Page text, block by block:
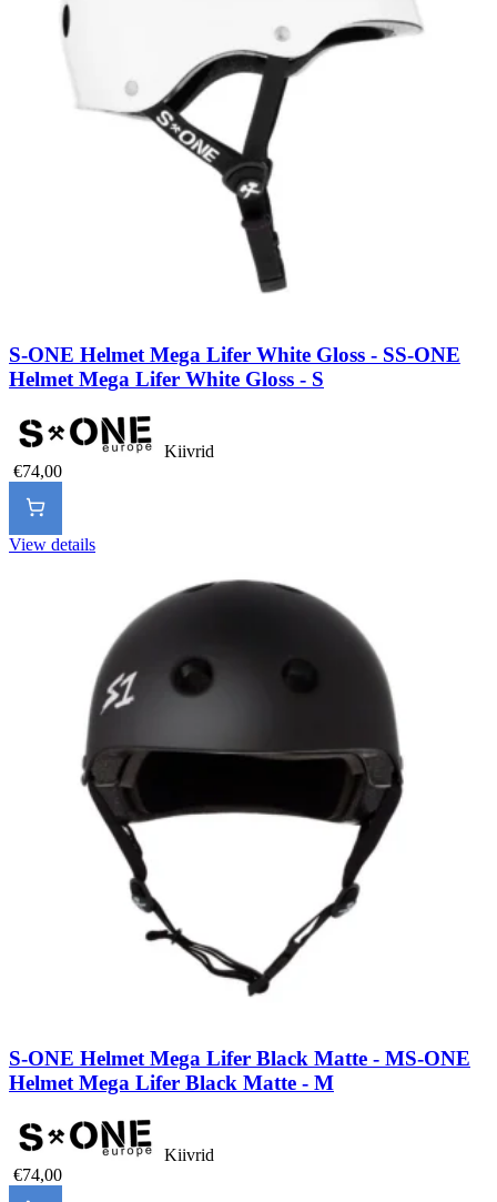
S-ONE Helmet Mega Lifer White Gloss - SS-ONE
Helmet Mega Lifer White Gloss - S
Kiivrid
€74,00
View details
S-ONE Helmet Mega Lifer Black Matte - MS-ONE
Helmet Mega Lifer Black Matte - M
Kiivrid
€74,00